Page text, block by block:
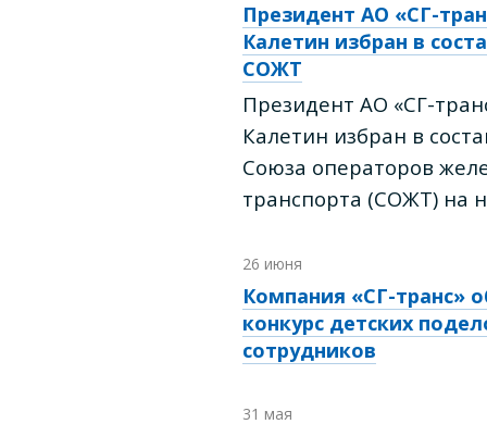
Президент АО «СГ-
Калетин избран в
СОЖТ
Президент АО «СГ-
Калетин избран в
Союза операторов
транспорта (СОЖТ) на
26 июня
Компания «СГ-транс»
конкурс детских
сотрудников
31 мая